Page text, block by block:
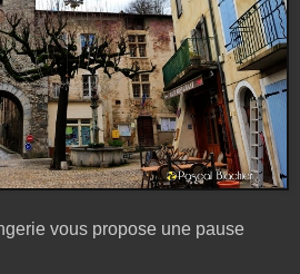
vous propose une pause